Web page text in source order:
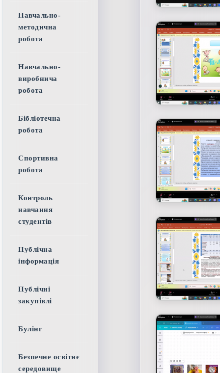
Навчально-
методична
робота
Навчально-
виробнича
робота
Бібліотечна
робота
Спортивна
робота
Контроль
навчання
студентів
Публічна
інформація
Публічні
закупівлі
Булінг
Безпечне освітнє
середовище